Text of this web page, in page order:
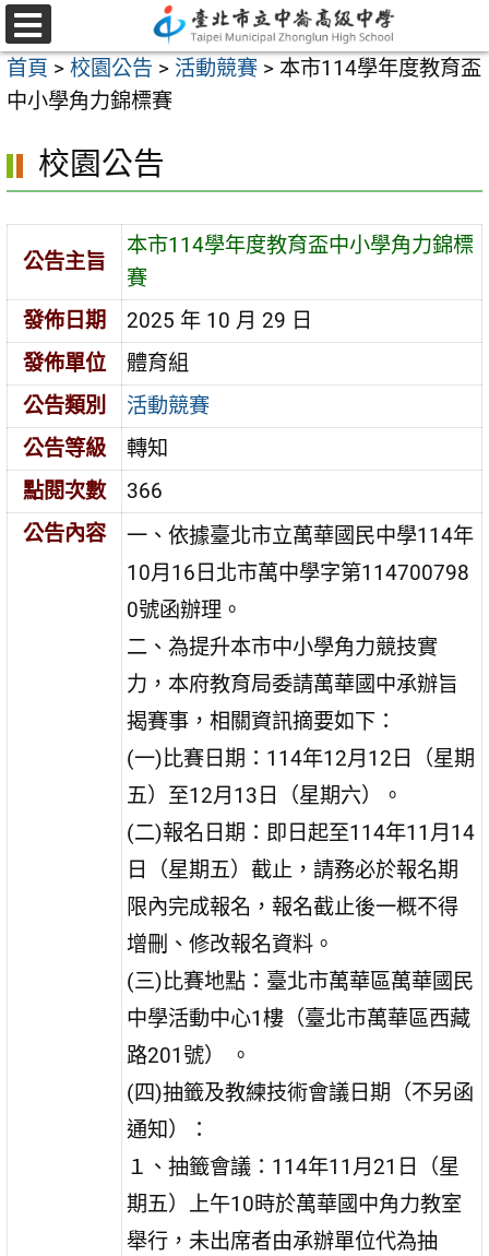
跳
至
主
要
容
選
單
首頁 > 校園公告 > 活動競賽 > 本市114學年度教育盃
中小學角力錦標賽
校園公告
公告主旨
本市114學年度教育盃中小學角力錦標
賽
發佈日期
2025 年 10 月 29 日
發佈單位
體育組
公告類別
活動競賽
公告等級
轉知
點閱次數
366
公告內容
一、依據臺北市立萬華國民中學114年
10月16日北市萬中學字第114700798
0號函辦理。
二、為提升本市中小學角力競技實
力，本府教育局委請萬華國中承辦旨
揭賽事，相關資訊摘要如下：
(一)比賽日期：114年12月12日（星期
五）至12月13日（星期六）。
(二)報名日期：即日起至114年11月14
日（星期五）截止，請務必於報名期
限內完成報名，報名截止後一概不得
增刪、修改報名資料。
(三)比賽地點：臺北市萬華區萬華國民
中學活動中心1樓（臺北市萬華區西藏
路201號） 。
(四)抽籤及教練技術會議日期（不另函
通知）：
１、抽籤會議：114年11月21日（星
期五）上午10時於萬華國中角力教室
舉行，未出席者由承辦單位代為抽